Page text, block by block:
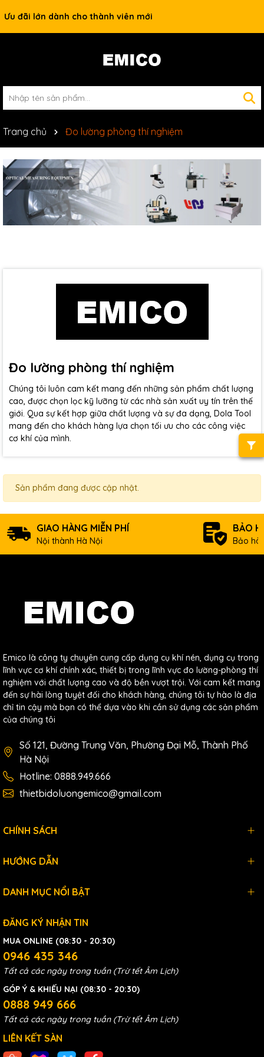
Ưu đãi lớn dành cho thành viên mới
Trang chủ Đo lường phòng thí nghiệm
Đo lường phòng thí nghiệm
Chúng tôi luôn cam kết mang đến những sản phẩm chất lượng
cao, được chọn lọc kỹ lưỡng từ các nhà sản xuất uy tín trên thế
giới. Qua sự kết hợp giữa chất lượng và sự đa dạng, Dola Tool
mang đến cho khách hàng lựa chọn tối ưu cho các công việc
cơ khí của mình.
Sản phẩm đang được cập nhật.
GIAO HÀNG MIỄN PHÍ
Nội thành Hà Nội
BẢO
Bảo
Emico là công ty chuyên cung cấp dụng cụ khí nén, dụng cụ trong
lĩnh vực cơ khí chính xác, thiết bị trong lĩnh vực đo lường-phòng thí
nghiệm với chất lượng cao và độ bền vượt trội. Với cam kết mang
đến sự hài lòng tuyệt đối cho khách hàng, chúng tôi tự hào là địa
chỉ tin cậy mà bạn có thể dựa vào khi cần sử dụng các sản phẩm
của chúng tôi
Số 121, Đường Trung Văn, Phường Đại Mỗ, Thành Phố
Hà Nội
Hotline: 0888.949.666
thietbidoluongemico@gmail.com
CHÍNH SÁCH
HƯỚNG DẪN
DANH MỤC NỔI BẬT
ĐĂNG KÝ NHẬN TIN
MUA ONLINE (08:30 - 20:30)
0946 435 346
Tất cả các ngày trong tuần (Trừ tết Âm Lịch)
GÓP Ý & KHIẾU NẠI (08:30 - 20:30)
0888 949 666
Tất cả các ngày trong tuần (Trừ tết Âm Lịch)
LIÊN KẾT SÀN